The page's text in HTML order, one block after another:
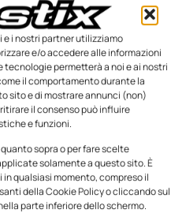
e i nostri partner utilizziamo
e/o accedere alle informazioni
permetterà a noi e ai nostri
il comportamento durante la
sito e di mostrare annunci (non)
il consenso può influire
e funzioni.
sopra o per fare scelte
solamente a questo sito. È
qualsiasi momento, compreso il
della Cookie Policy o cliccando sul
parte inferiore dello schermo.
2026 n.3 - Aprile 2026